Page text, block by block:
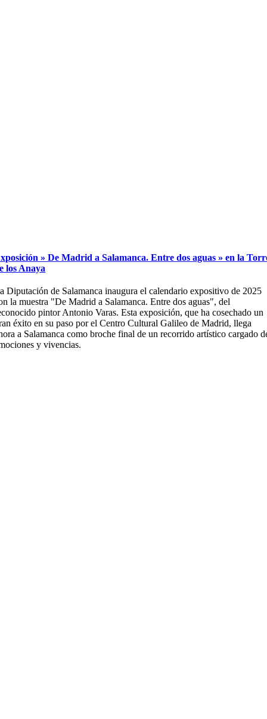
» De Madrid a Salamanca. Entre dos aguas » en la
los Anaya
Diputación de Salamanca inaugura el calendario expositivo de 2025
la muestra "De Madrid a Salamanca. Entre dos aguas", del
pintor Antonio Varas. Esta exposición, que ha cosechado un
éxito en su paso por el Centro Cultural Galileo de Madrid, llega
a Salamanca como broche final de un recorrido artístico cargado
y vivencias.